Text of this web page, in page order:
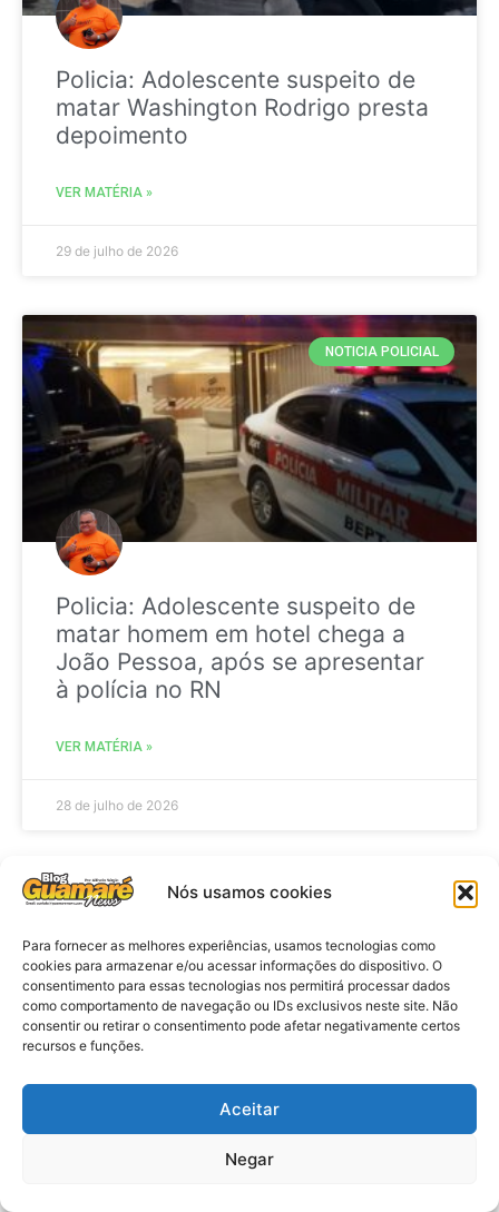
Nós usamos cookies
Para fornecer as melhores experiências, usamos tecnologias como
cookies para armazenar e/ou acessar informações do dispositivo. O
consentimento para essas tecnologias nos permitirá processar dados
como comportamento de navegação ou IDs exclusivos neste site. Não
consentir ou retirar o consentimento pode afetar negativamente certos
recursos e funções.
Aceitar
Negar
Policia: Adolescente suspeito de
matar Washington Rodrigo presta
depoimento
VER MATÉRIA »
29 de julho de 2026
NOTICIA POLICIAL
Policia: Adolescente suspeito de
matar homem em hotel chega a
João Pessoa, após se apresentar
à polícia no RN
VER MATÉRIA »
28 de julho de 2026
Eleições 2026: procuradores e